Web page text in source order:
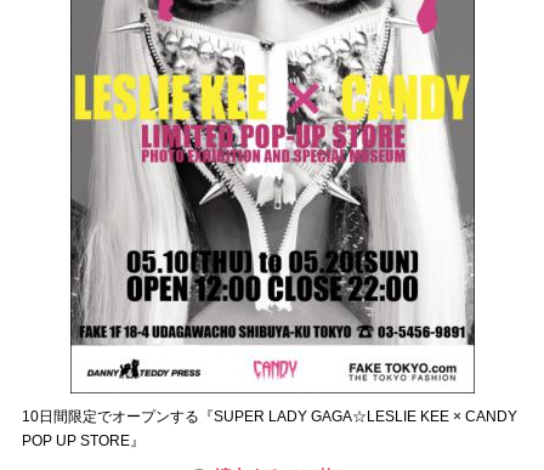
10日間限定でオープンする『SUPER LADY GAGA☆LESLIE KEE × CANDY
POP UP STORE』